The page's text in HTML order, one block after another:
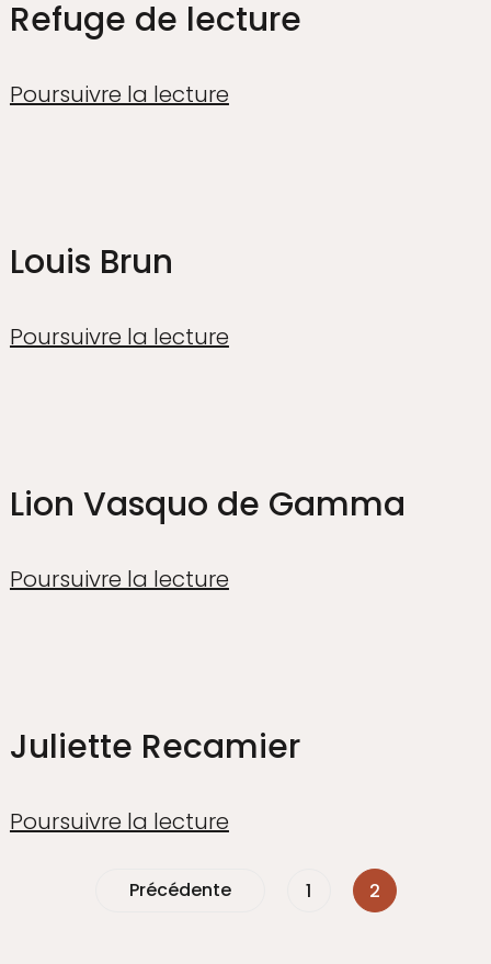
Refuge de lecture
Poursuivre la lecture
Louis Brun
Poursuivre la lecture
Lion Vasquo de Gamma
Poursuivre la lecture
Juliette Recamier
Poursuivre la lecture
Précédente 1 2